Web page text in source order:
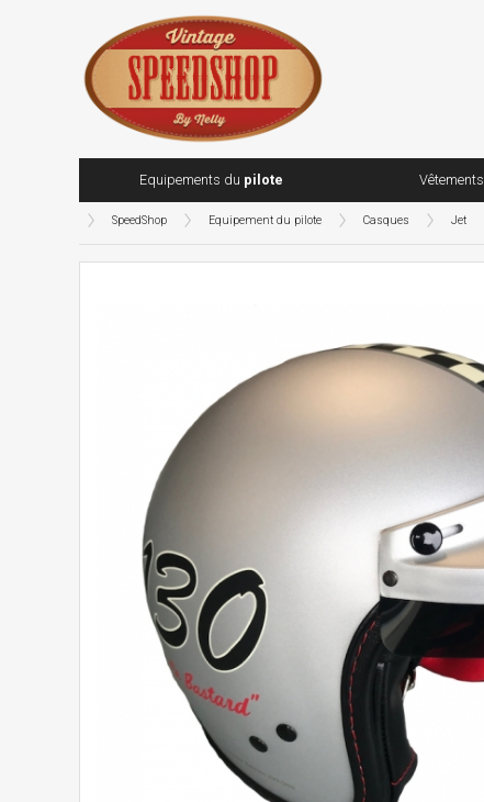
Equipements du pilote Vêtements
SpeedShop Equipement du pilote Casques Jet